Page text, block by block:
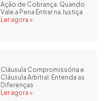
Ação de Cobrança: Quando
Vale a Pena Entrar na Justiça
Ler agora >
Cláusula Compromissória e
Cláusula Arbitral: Entenda as
Diferenças
Ler agora >